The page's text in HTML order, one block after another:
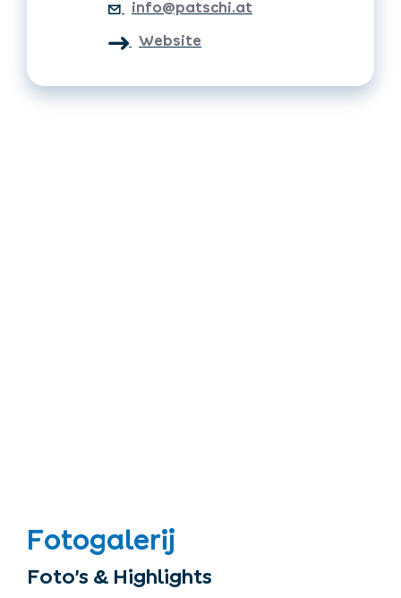
info@patschi.at
Website
Fotogalerij
Foto’s & Highlights